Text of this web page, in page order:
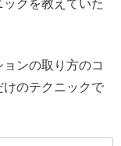
クを教えていた
ンの取り方のコ
のテクニックで